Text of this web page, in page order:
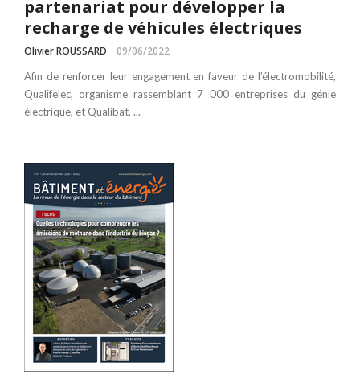
partenariat pour développer la
recharge de véhicules électriques
Olivier ROUSSARD 09/06/2022
Afin de renforcer leur engagement en faveur de l’électromobilité,
Qualifelec, organisme rassemblant 7 000 entreprises du génie
électrique, et Qualibat, ...